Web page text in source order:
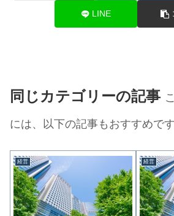
LINE
同じカテゴリーの記事
には、以下の記事もおすすめです
経営 経営